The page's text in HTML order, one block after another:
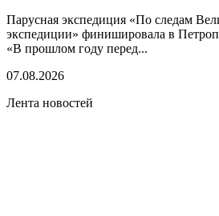
Парусная экспедиция «По следам
экспедиции» финишировала в
«В прошлом году перед...
07.08.2026
Лента новостей